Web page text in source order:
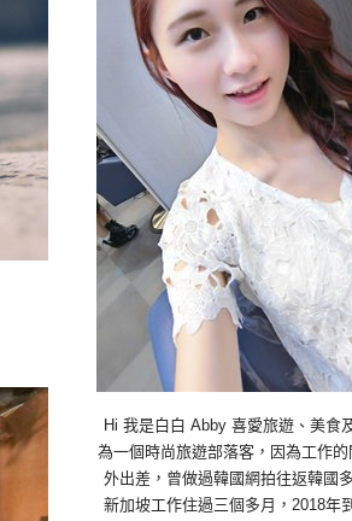
Hi 我是白白 Abby 喜愛旅遊、美食
為一個時尚旅遊部落客，因為工作
外出差，曾做過韓國網拍往返韓國
新加坡工作住過三個多月，2018年